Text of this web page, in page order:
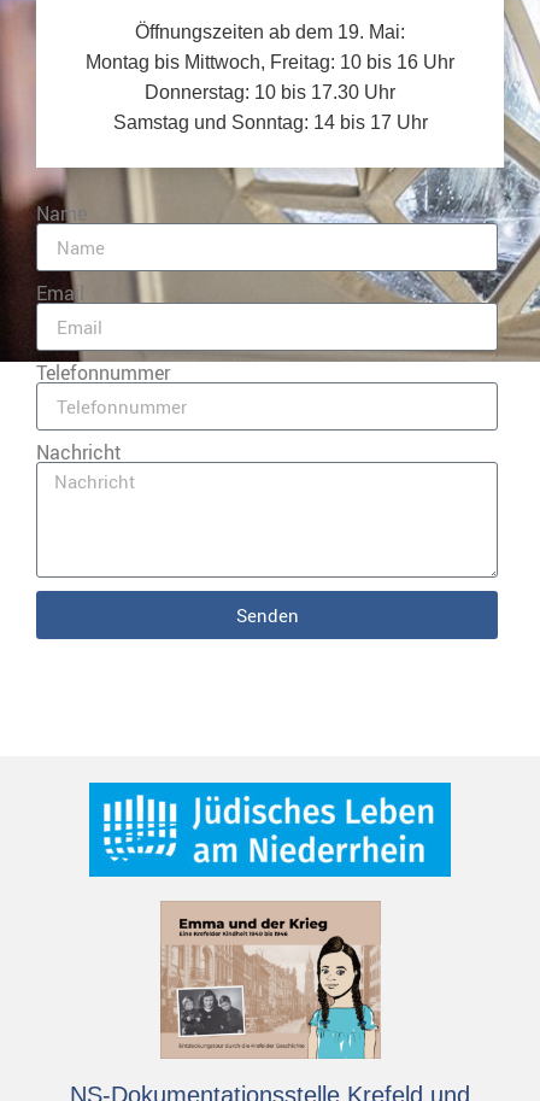
Öffnungszeiten ab dem 19. Mai:
Montag bis Mittwoch, Freitag: 10 bis 16 Uhr
Donnerstag: 10 bis 17.30 Uhr
Samstag und Sonntag: 14 bis 17 Uhr
Name
Email
Telefonnummer
Nachricht
Senden
NS-Dokumentationsstelle Krefeld und